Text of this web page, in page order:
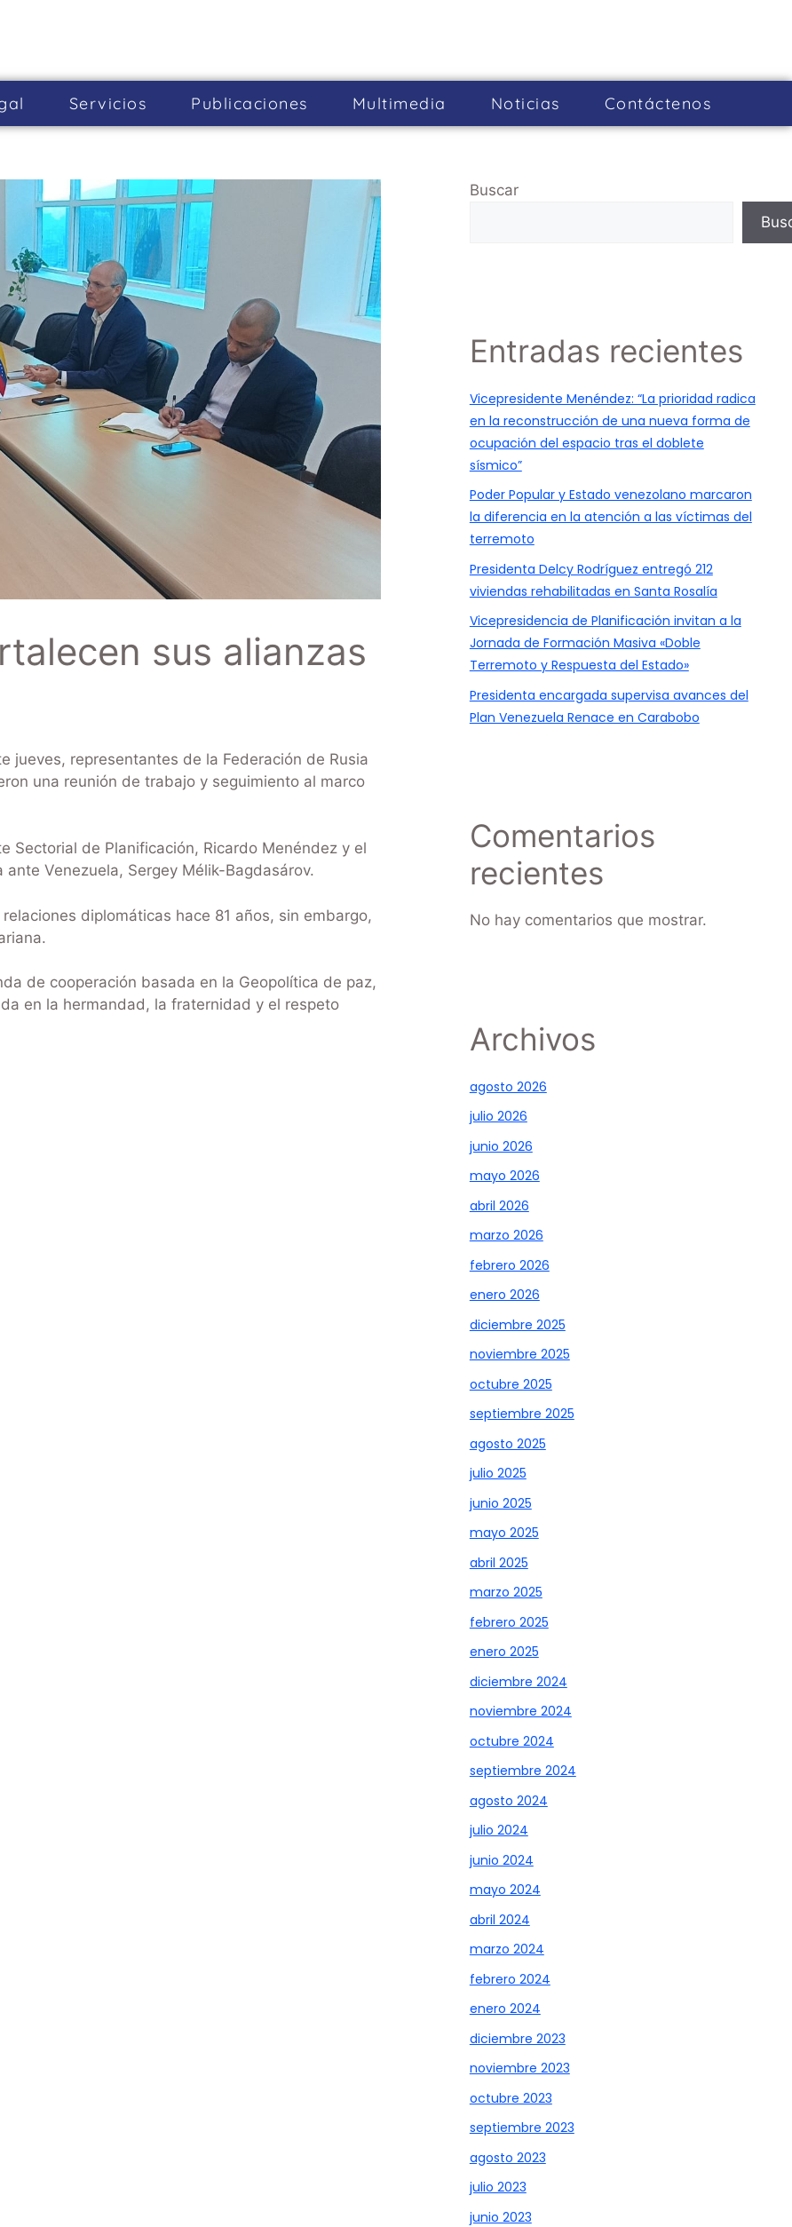
Servicios Publicaciones Multimedia Noticias Cont­áctenos
sus alianzas
jueves, representantes de la Federación de Rusia
una reunión de trabajo y seguimiento al marco
Sectorial de Planificación, Ricardo Menéndez y el
Venezuela, Sergey Mélik-Bagdasárov.
diplomáticas hace 81 años, sin embargo,
de cooperación basada en la Geopolítica de paz,
en la hermandad, la fraternidad y el respeto
Buscar
Entradas recientes
Vicepresidente Menéndez: “La prioridad radica
en la reconstrucción de una nueva forma de
ocupación del espacio tras el doblete
sísmico”
Poder Popular y Estado venezolano marcaron
la diferencia en la atención a las víctimas del
terremoto
Presidenta Delcy Rodríguez entregó 212
viviendas rehabilitadas en Santa Rosalía
Vicepresidencia de Planificación invitan a la
Jornada de Formación Masiva «Doble
Terremoto y Respuesta del Estado»
Presidenta encargada supervisa avances del
Plan Venezuela Renace en Carabobo
Comentarios
recientes
No hay comentarios que mostrar.
Archivos
agosto 2026
julio 2026
junio 2026
mayo 2026
abril 2026
marzo 2026
febrero 2026
enero 2026
diciembre 2025
noviembre 2025
octubre 2025
septiembre 2025
agosto 2025
julio 2025
junio 2025
mayo 2025
abril 2025
marzo 2025
febrero 2025
enero 2025
diciembre 2024
noviembre 2024
octubre 2024
septiembre 2024
agosto 2024
julio 2024
junio 2024
mayo 2024
abril 2024
marzo 2024
febrero 2024
enero 2024
diciembre 2023
noviembre 2023
octubre 2023
septiembre 2023
agosto 2023
julio 2023
junio 2023